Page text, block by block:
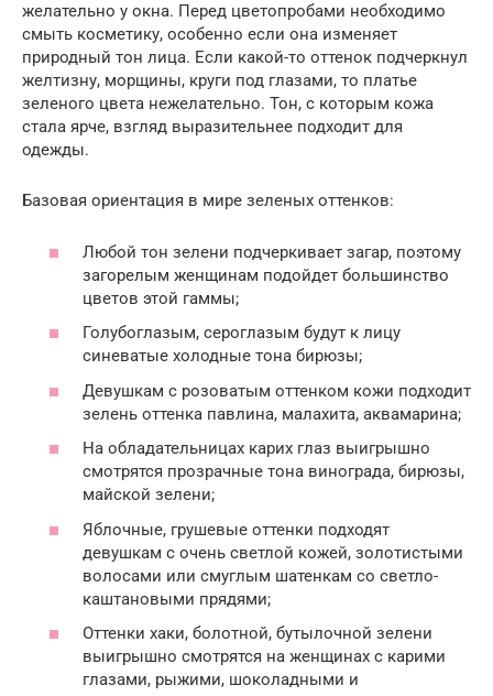
желательно у окна. Перед цветопробами необходимо
смыть косметику, особенно если она изменяет
природный тон лица. Если какой-то оттенок подчеркнул
желтизну, морщины, круги под глазами, то платье
зеленого цвета нежелательно. Тон, с которым кожа
стала ярче, взгляд выразительнее подходит для
одежды.
Базовая ориентация в мире зеленых оттенков:
Любой тон зелени подчеркивает загар, поэтому
загорелым женщинам подойдет большинство
цветов этой гаммы;
Голубоглазым, сероглазым будут к лицу
синеватые холодные тона бирюзы;
Девушкам с розоватым оттенком кожи подходит
зелень оттенка павлина, малахита, аквамарина;
На обладательницах карих глаз выигрышно
смотрятся прозрачные тона винограда, бирюзы,
майской зелени;
Яблочные, грушевые оттенки подходят
девушкам с очень светлой кожей, золотистыми
волосами или смуглым шатенкам со светло-
каштановыми прядями;
Оттенки хаки, болотной, бутылочной зелени
выигрышно смотрятся на женщинах с карими
глазами, рыжими, шоколадными и